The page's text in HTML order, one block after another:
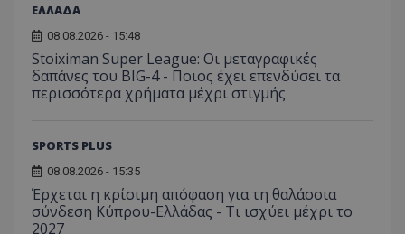
ΕΛΛΑΔΑ
08.08.2026 - 15:48
Stoiximan Super League: Οι μεταγραφικές
δαπάνες του BIG-4 - Ποιος έχει επενδύσει τα
περισσότερα χρήματα μέχρι στιγμής
SPORTS PLUS
08.08.2026 - 15:35
Έρχεται η κρίσιμη απόφαση για τη θαλάσσια
σύνδεση Κύπρου-Ελλάδας - Τι ισχύει μέχρι το
2027